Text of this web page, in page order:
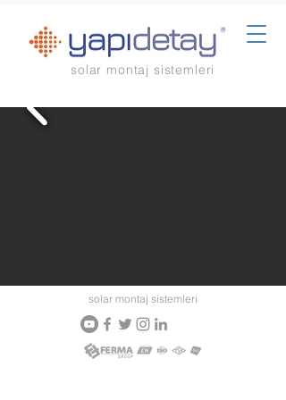
solar montaj sistemleri
solar montaj sistemleri